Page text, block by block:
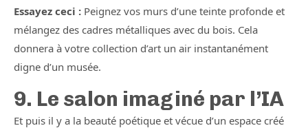
Essayez ceci : Peignez vos murs d’une teinte profonde et
mélangez des cadres métalliques avec du bois. Cela
donnera à votre collection d’art un air instantanément
digne d’un musée.
9. Le salon imaginé par l’IA
Et puis il y a la beauté poétique et vécue d’un espace créé